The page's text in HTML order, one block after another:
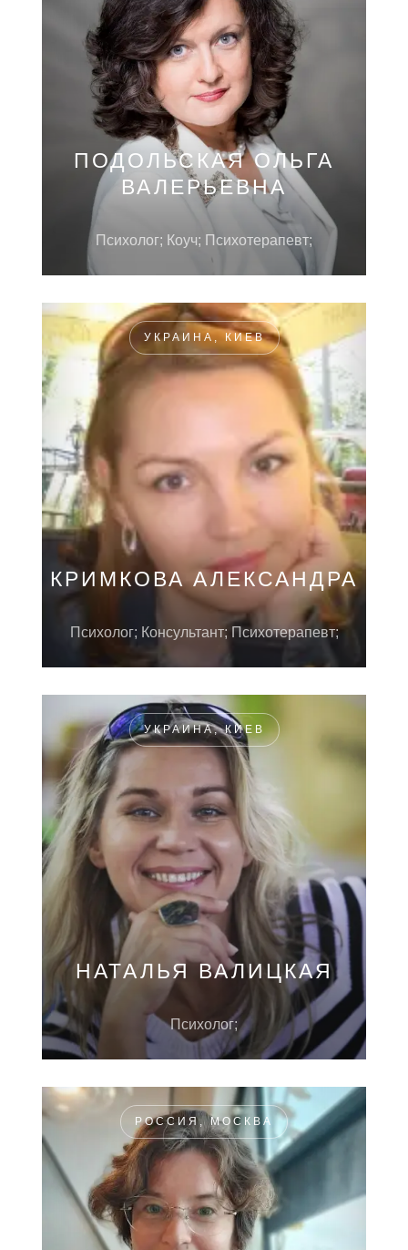
ПОДОЛЬСКАЯ ОЛЬГА
ВАЛЕРЬЕВНА
Психолог; Коуч; Психотерапевт;
УКРАИНА, КИЕВ
КРИМКОВА АЛЕКСАНДРА
Психолог; Консультант; Психотерапевт;
УКРАИНА, КИЕВ
НАТАЛЬЯ ВАЛИЦКАЯ
Психолог;
РОССИЯ, МОСКВА